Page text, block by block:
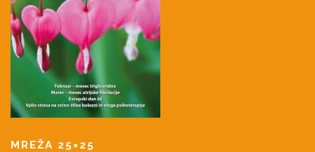
MREŽA 25×25